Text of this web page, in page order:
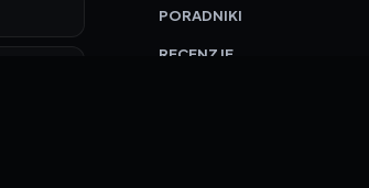
PORADNIKI
RECENZJE